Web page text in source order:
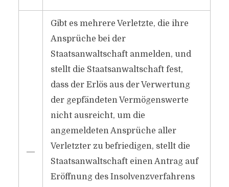
―
Gibt es mehrere Verletzte, die ihre
Ansprüche bei der
Staatsanwaltschaft anmelden, und
stellt die Staatsanwaltschaft fest,
dass der Erlös aus der Verwertung
der gepfändeten Vermögenswerte
nicht ausreicht, um die
angemeldeten Ansprüche aller
Verletzter zu befriedigen, stellt die
Staatsanwaltschaft einen Antrag auf
Eröffnung des Insolvenzverfahrens